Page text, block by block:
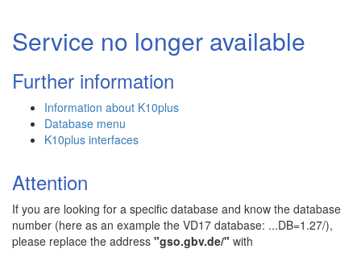
Service no longer available
Further information
Information about K10plus
Database menu
K10plus interfaces
Attention
If you are looking for a specific database and know the database
number (here as an example the VD17 database: ...DB=1.27/),
please replace the address "gso.gbv.de/" with